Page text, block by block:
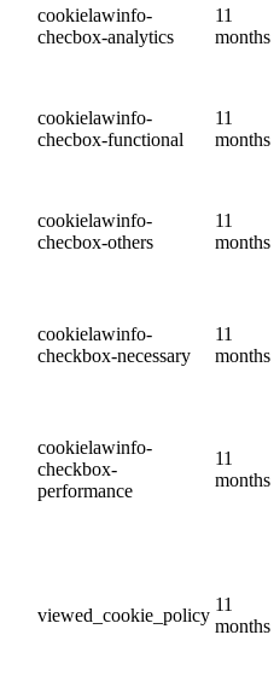
cookielawinfo-
checbox-analytics
11
months
cookielawinfo-
checbox-functional
11
months
cookielawinfo-
checbox-others
11
months
cookielawinfo-
checkbox-necessary
11
months
cookielawinfo-
checkbox-
performance
11
months
viewed_cookie_policy
11
months